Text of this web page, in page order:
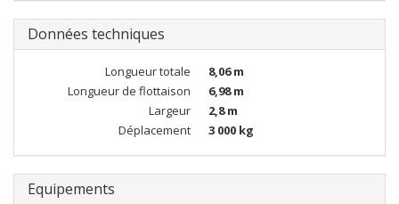
Données techniques
Longueur totale
8,06 m
Longueur de flottaison
6,98 m
Largeur
2,8 m
Déplacement
3 000 kg
Equipements